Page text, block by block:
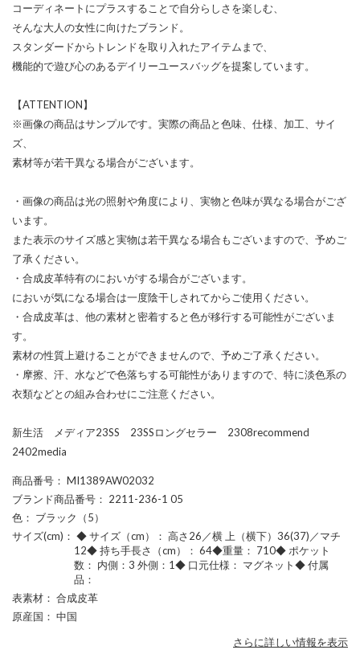
コーディネートにプラスすることで自分らしさを楽しむ、
そんな大人の女性に向けたブランド。
スタンダードからトレンドを取り入れたアイテムまで、
機能的で遊び心のあるデイリーユースバッグを提案しています。
【ATTENTION】
※画像の商品はサンプルです。実際の商品と色味、仕様、加工、サイ
ズ、
素材等が若干異なる場合がございます。
・画像の商品は光の照射や角度により、実物と色味が異なる場合がござ
います。
また表示のサイズ感と実物は若干異なる場合もございますので、予めご
了承ください。
・合成皮革特有のにおいがする場合がございます。
においが気になる場合は一度陰干しされてからご使用ください。
・合成皮革は、他の素材と密着すると色が移行する可能性がございま
す。
素材の性質上避けることができませんので、予めご了承ください。
・摩擦、汗、水などで色落ちする可能性がありますので、特に淡色系の
衣類などとの組み合わせにご注意ください。
新生活 メディア23SS 23SSロングセラー 2308recommend
2402media
商品番号 ： MI1389AW02032
ブランド商品番号 ： 2211-236-1 05
色 ： ブラック（5）
サイズ(cm) ： ◆ サイズ（cm）： 高さ26／横 上（横下）36(37)／マチ
12◆ 持ち手長さ（cm）： 64◆重量： 710◆ ポケット
数： 内側：3 外側：1◆ 口元仕様： マグネット◆ 付属
品：
表素材 ： 合成皮革
原産国 ： 中国
さらに詳しい情報を表示